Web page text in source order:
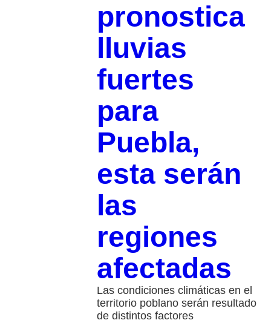
pronostica
lluvias
fuertes
para
Puebla,
esta serán
las
regiones
afectadas
Las condiciones climáticas en el
territorio poblano serán resultado
de distintos factores